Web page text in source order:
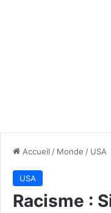
Accueil / Monde / USA
USA
Racisme :